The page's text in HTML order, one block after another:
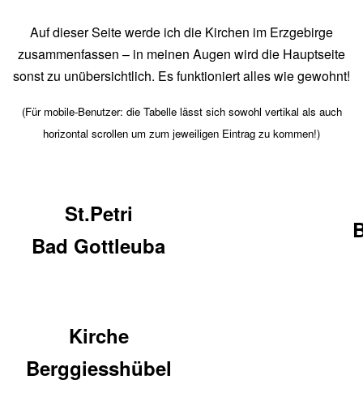
Auf dieser Seite werde ich die Kirchen im Erzgebirge
zusammenfassen – in meinen Augen wird die Hauptseite
sonst zu unübersichtlich. Es funktioniert alles wie gewohnt!
(Für mobile-Benutzer: die Tabelle lässt sich sowohl vertikal als auch
horizontal scrollen um zum jeweiligen Eintrag zu kommen!)
St.Petri
Bad Gottleuba
Kirche
Berggiesshübel